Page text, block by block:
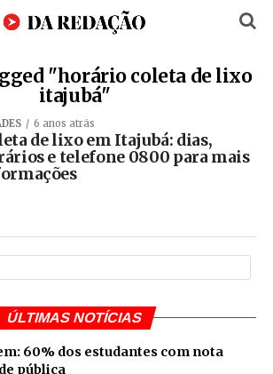
"horário coleta de lixo
itajubá"
6 anos atrás
de lixo em Itajubá: dias,
e telefone 0800 para mais
ÚLTIMAS NOTÍCIAS
60% dos estudantes com nota
pública